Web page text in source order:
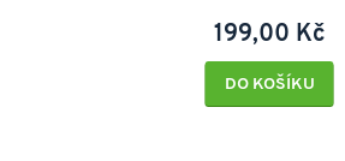
199,00 Kč
DO KOŠÍKU